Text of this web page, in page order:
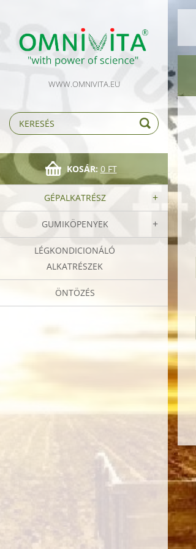
WWW.OMNIVITA.EU
KOSÁR: 0 FT
GÉPALKATRÉSZ
GUMIKÖPENYEK
LÉGKONDICIONÁLÓ
ALKATRÉSZEK
ÖNTÖZÉS